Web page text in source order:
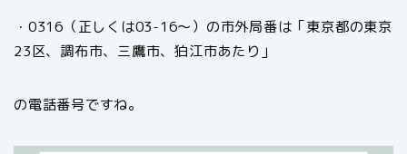
・0316（正しくは03-16～）の市外局番は「東京都の東京
23区、調布市、三鷹市、狛江市あたり」
の電話番号ですね。